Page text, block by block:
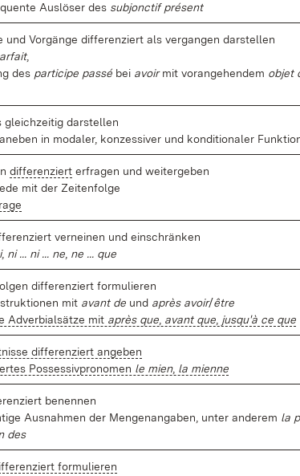
Aus­lö­ser des sub­jonc­tif pré­sent
und Vor­gän­ge dif­fe­ren­ziert als ver­gan­gen dar­stel­len
,
des par­ti­ci­pe pas­sé bei avoirmit vor­an­ge­hen­dem ob­jet
gleich­zei­tig dar­stel­len
in mo­da­ler, kon­zes­si­ver und kon­di­tio­na­ler
dif­fe­ren­ziert er­fra­gen und wei­ter­ge­ben
mit der Zei­ten­fol­ge
ver­nei­nen und ein­schrän­ken
, ni ... ni ... ne ne ... que
dif­fe­ren­ziert for­mu­lie­ren
mit avant de und après avoir/êt­re
Ad­ver­bi­al­sät­ze mit après que avant que jus­qu'à ce que
dif­fe­ren­ziert an­ge­ben
Pos­ses­siv­pro­no­men le mi­en, la mi­en­ne
be­nen­nen
Aus­nah­men der Men­gen­an­ga­ben, un­ter an­de­rem la
des
for­mu­lie­ren